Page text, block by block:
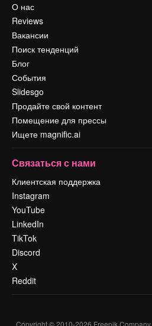
О нас
Reviews
Вакансии
Поиск тенденций
Блог
События
Slidesgo
Продайте свой контент
Помещение для прессы
Ищете magnific.ai
Связаться с нами
Клиентская поддержка
Instagram
YouTube
LinkedIn
TikTok
Discord
X
Reddit